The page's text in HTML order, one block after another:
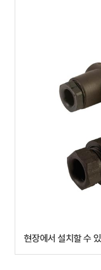
현장에서 설치할 수